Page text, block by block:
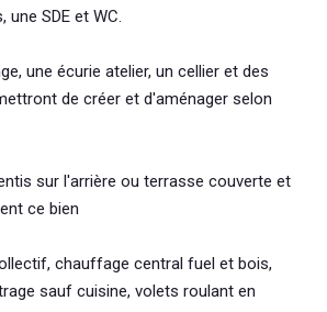
SDE et WC.
une écurie atelier, un cellier et des
de créer et d'aménager selon
sur l'arrière ou terrasse couverte et
ce bien
chauffage central fuel et bois,
sauf cuisine, volets roulant en